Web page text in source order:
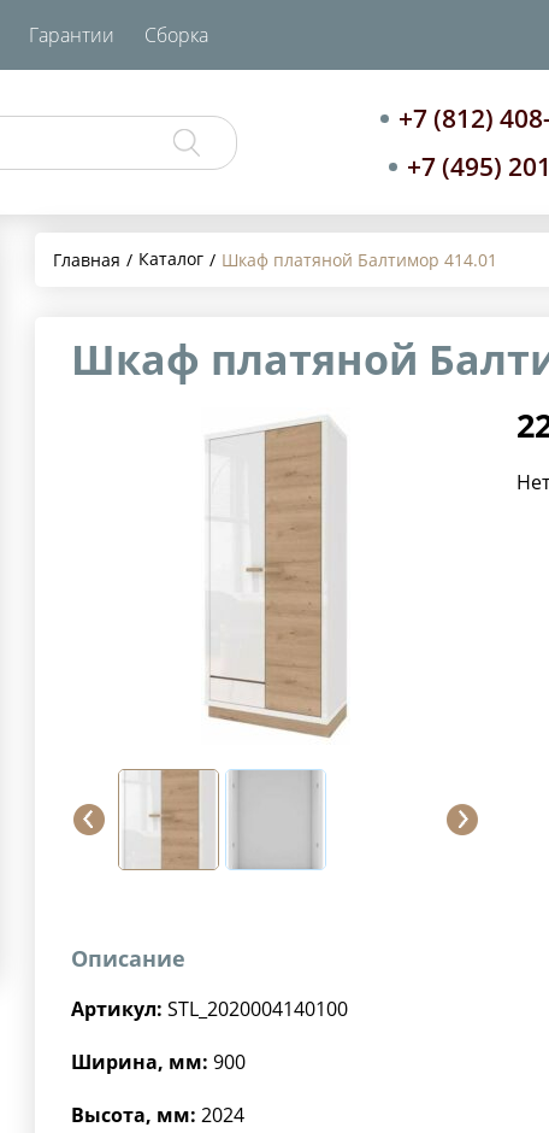
Гарантии Сборка
+7 (812)
+7 (495)
Главная Каталог Шкаф платяной Балтимор 414.01
Шкаф платяной
Описание
Артикул: STL_2020004140100
Ширина, мм: 900
Высота, мм: 2024